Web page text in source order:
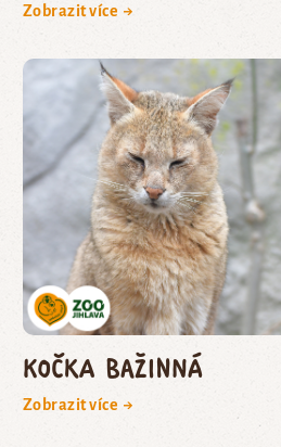
Zobrazit více →
kočka bažinná
Zobrazit více →